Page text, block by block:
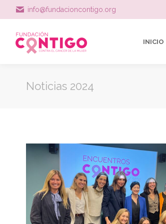
info@fundacioncontigo.org
INICIO
Noticias 2024